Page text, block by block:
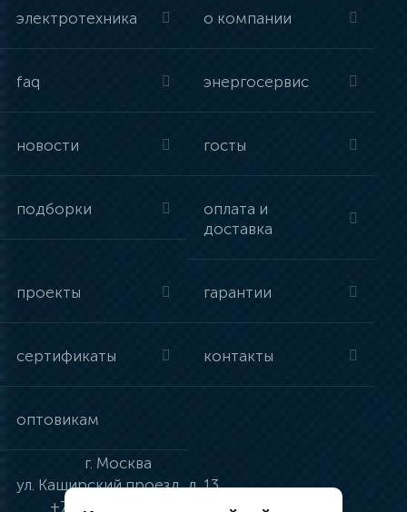
электротехника о компании
faq энергосервис
новости госты
подборки
оплата и
доставка
проекты гарантии
сертификаты контакты
оптовикам
г. Москва
ул. Каширский проезд, д. 13
+7 (495) 134-41-83